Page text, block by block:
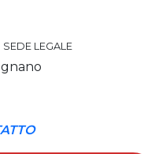
SEDE LEGALE